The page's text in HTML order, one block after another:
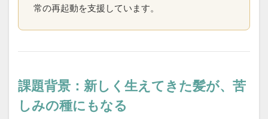
常の再起動を支援しています。
課題背景：新しく生えてきた髪が、苦
しみの種にもなる
子供の縮毛矯正
学校生活
教育
施術時間短縮
時間が経っても扱いやすい髪
本当に？
東横線の上位サロン
根元の境目技術